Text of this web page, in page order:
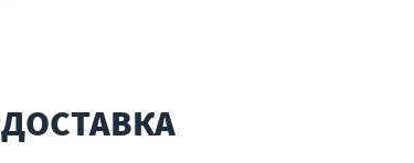
ДОСТАВКА